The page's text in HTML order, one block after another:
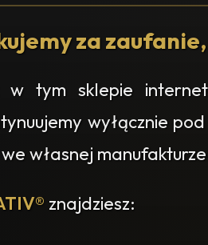
za
w tym sklepie
wyłącznie
własnej
znajdziesz: